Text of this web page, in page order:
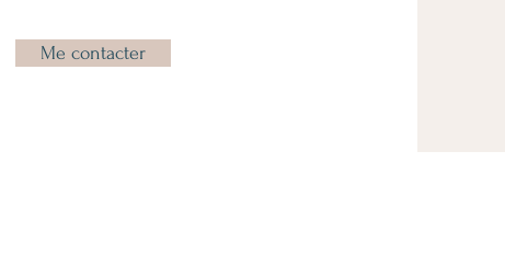
Me contacter